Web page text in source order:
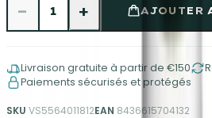
− 1 + AJOUTER
Livraison gratuite à partir de €150
Paiements sécurisés et protégés
SKU VS5564011812EAN 8436615704132